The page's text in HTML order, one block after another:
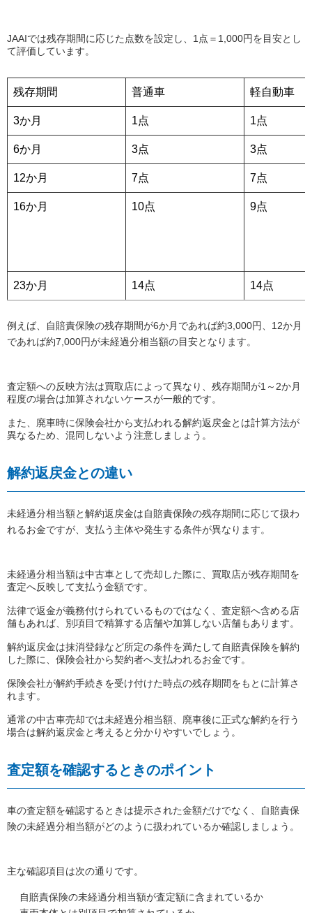
JAAIでは残存期間に応じた点数を設定し、1点＝1,000円を目安とし
て評価しています。
残存期間 普通車 軽自動車
3か月 1点 1点
6か月 3点 3点
12か月 7点 7点
16か月 10点 9点
23か月 14点 14点
例えば、自賠責保険の残存期間が6か月であれば約3,000円、12か月
であれば約7,000円が未経過分相当額の目安となります。
査定額への反映方法は買取店によって異なり、残存期間が1～2か月
程度の場合は加算されないケースが一般的です。
また、廃車時に保険会社から支払われる解約返戻金とは計算方法が
異なるため、混同しないよう注意しましょう。
解約返戻金との違い
未経過分相当額と解約返戻金は自賠責保険の残存期間に応じて扱わ
れるお金ですが、支払う主体や発生する条件が異なります。
未経過分相当額は中古車として売却した際に、買取店が残存期間を
査定へ反映して支払う金額です。
法律で返金が義務付けられているものではなく、査定額へ含める店
舗もあれば、別項目で精算する店舗や加算しない店舗もあります。
解約返戻金は抹消登録など所定の条件を満たして自賠責保険を解約
した際に、保険会社から契約者へ支払われるお金です。
保険会社が解約手続きを受け付けた時点の残存期間をもとに計算さ
れます。
通常の中古車売却では未経過分相当額、廃車後に正式な解約を行う
場合は解約返戻金と考えると分かりやすいでしょう。
査定額を確認するときのポイント
車の査定額を確認するときは提示された金額だけでなく、自賠責保
険の未経過分相当額がどのように扱われているか確認しましょう。
主な確認項目は次の通りです。
自賠責保険の未経過分相当額が査定額に含まれているか